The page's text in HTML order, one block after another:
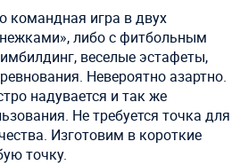
командная игра в двух
либо с фитбольным
веселые эстафеты,
Невероятно азартно.
надувается и так же
Не требуется точка для
Изготовим в короткие
точку.